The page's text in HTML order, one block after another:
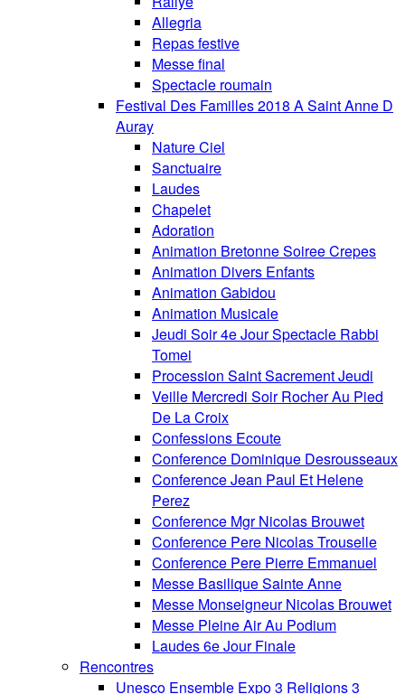
Allegria
Repas festive
Messe final
Spectacle roumain
Festival Des Familles 2018 A Saint Anne D
Auray
Nature Ciel
Sanctuaire
Laudes
Chapelet
Adoration
Animation Bretonne Soiree Crepes
Animation Divers Enfants
Animation Gabidou
Animation Musicale
Jeudi Soir 4e Jour Spectacle Rabbi
Tomei
Procession Saint Sacrement Jeudi
Veille Mercredi Soir Rocher Au Pied
De La Croix
Confessions Ecoute
Conference Dominique Desrousseaux
Conference Jean Paul Et Helene
Perez
Conference Mgr Nicolas Brouwet
Conference Pere Nicolas Trouselle
Conference Pere Pierre Emmanuel
Messe Basilique Sainte Anne
Messe Monseigneur Nicolas Brouwet
Messe Pleine Air Au Podium
Laudes 6e Jour Finale
Rencontres
Unesco Ensemble Expo 3 Religions 3